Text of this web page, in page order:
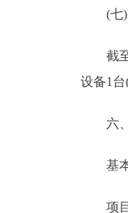
(七)
截至
设备1台
六、
基本
项目